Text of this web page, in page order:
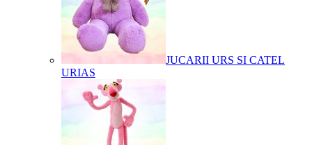
JUCARII URS SI CATEL
URIAS